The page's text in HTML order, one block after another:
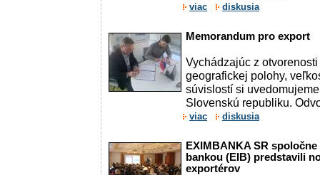
viac diskusia
Memorandum pro export
Vychádzajúc z
geografickej polohy,
súvislostí si
Slovenskú republiku.
viac diskusia
EXIMBANKA SR
bankou (EIB) predstavili
exportérov